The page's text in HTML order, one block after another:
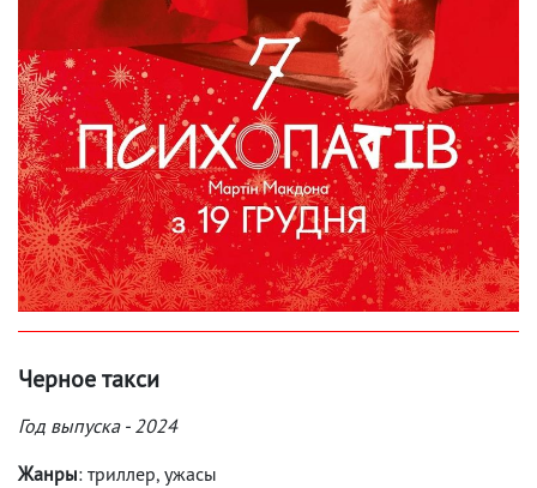
Черное такси
Год выпуска - 2024
Жанры: триллер, ужасы